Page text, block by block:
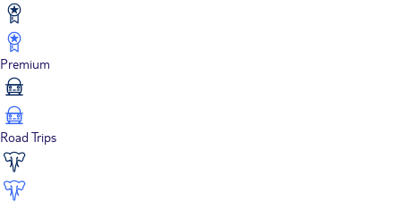
Premium
Road Trips